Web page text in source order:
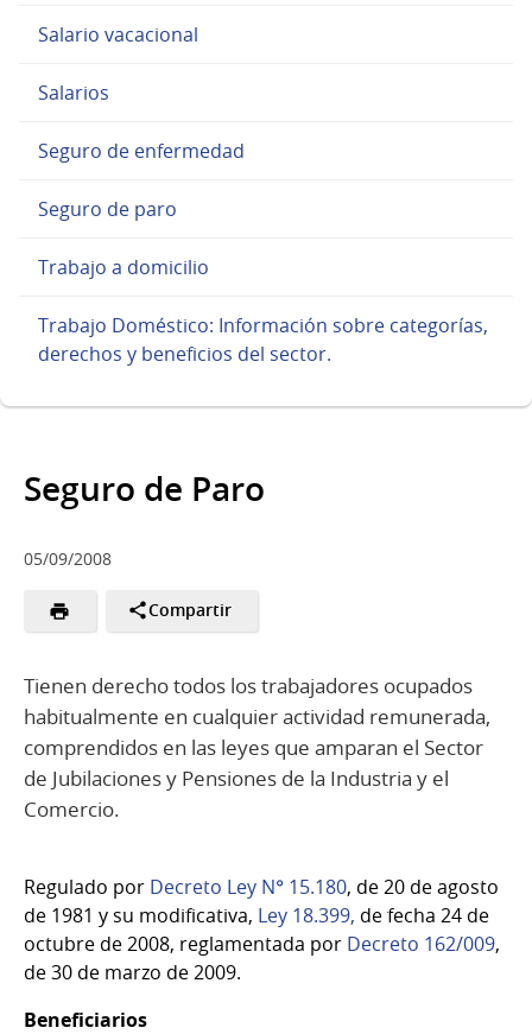
Salario vacacional
Salarios
Seguro de enfermedad
Seguro de paro
Trabajo a domicilio
Trabajo Doméstico: Información sobre categorías,
derechos y beneficios del sector.
Seguro de Paro
05/09/2008
Compartir
Tienen derecho todos los trabajadores ocupados
habitualmente en cualquier actividad remunerada,
comprendidos en las leyes que amparan el Sector
de Jubilaciones y Pensiones de la Industria y el
Comercio.
Regulado por Decreto Ley N° 15.180, de 20 de agosto
de 1981 y su modificativa, Ley 18.399, de fecha 24 de
octubre de 2008, reglamentada por Decreto 162/009,
de 30 de marzo de 2009.
Beneficiarios